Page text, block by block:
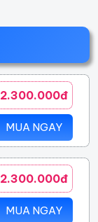
2.300.000đ
MUA NGAY
2.300.000đ
MUA NGAY